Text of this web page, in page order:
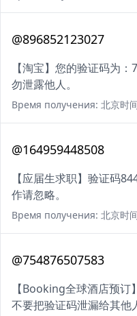
@896852123027
【淘宝】您的验证码为
勿泄露他人。
Время получения: 北京时
@164959448508
【应届生求职】验证码
作请忽略。
Время получения: 北京时
@754876507583
【Booking全球酒店预
不要把验证码泄漏给其他